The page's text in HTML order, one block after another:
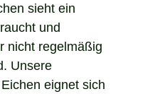
sieht ein
und
nicht regelmäßig
Unsere
eignet sich